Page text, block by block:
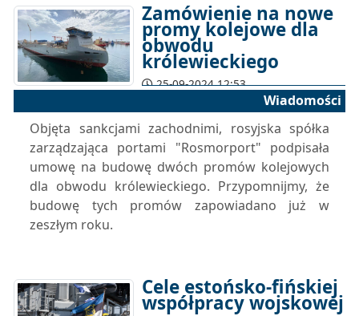
Zamówienie na nowe
promy kolejowe dla
obwodu
królewieckiego
25-09-2024 12:53
Wiadomości
Objęta sankcjami zachodnimi, rosyjska spółka
zarządzająca portami "Rosmorport" podpisała
umowę na budowę dwóch promów kolejowych
dla obwodu królewieckiego. Przypomnijmy, że
budowę tych promów zapowiadano już w
zeszłym roku.
Cele estońsko-fińskiej
współpracy wojskowej